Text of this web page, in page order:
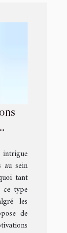
intrigue
au sein
tant
ce type
les
de